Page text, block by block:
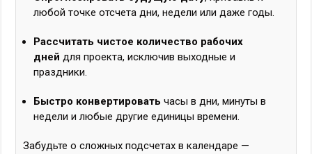
любой точке отсчета дни, недели или даже годы.
Рассчитать чистое количество рабочих
дней для проекта, исключив выходные и
праздники.
Быстро конвертировать часы в дни, минуты в
недели и любые другие единицы времени.
Забудьте о сложных подсчетах в календаре —